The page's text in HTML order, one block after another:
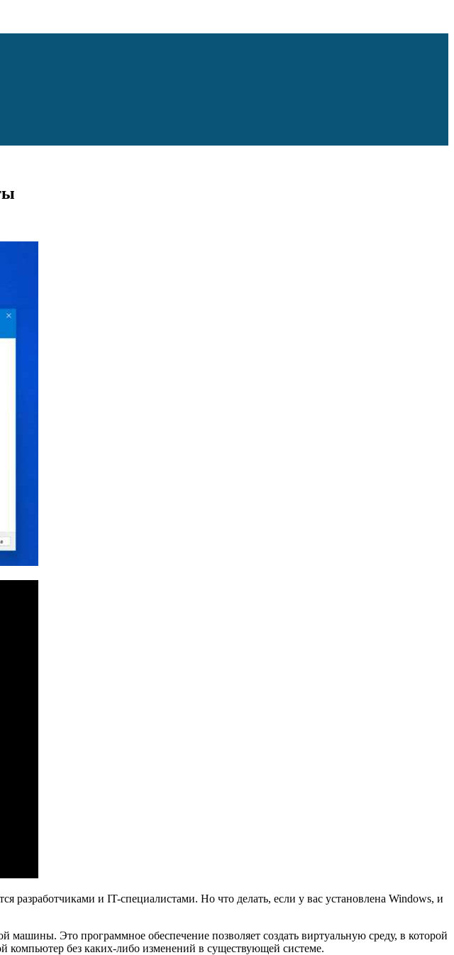
и IT-специалистами. Но что делать, если у вас установлена Windows, и
Это программное обеспечение позволяет создать виртуальную среду, в которой
компьютер без каких-либо изменений в существующей системе.